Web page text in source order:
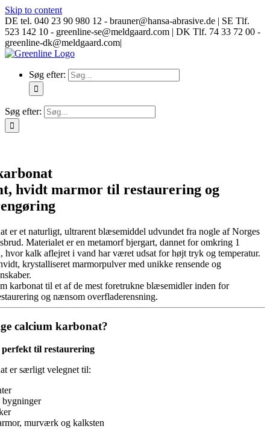
Skip to content
DE tel. 040 23 90 980 12 - brauner@hansa-abrasive.de | SE Tlf.
523 142 10 - greenline-se@meldgaard.com | DK Tlf. 74 33 72 00 -
greenline-dk@meldgaard.com|
Søg efter:
Søg efter:
hvidt marmor til restaurering og
er et naturligt, ultrarent blæsemiddel udvundet fra nogle af Norges
Materialet er en metamorf bjergart, dannet for omkring 1
hvor kalk aflejret i vand har været udsat for højt tryk og temperatur.
krystalliseret marmorpulver med unikke rensende og
karbonat til et af de mest foretrukne blæsemidler inden for
og nænsom overfladerensning.
calcium karbonat?
perfekt til restaurering
er særligt velegnet til:
bygninger
murværk og kalksten